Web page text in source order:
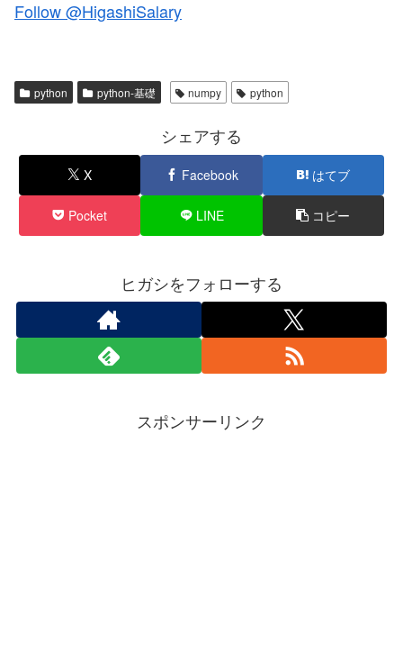
Follow @HigashiSalary
python python-基礎 numpy python
シェアする
X Facebook はてブ
Pocket LINE コピー
ヒガシをフォローする
スポンサーリンク